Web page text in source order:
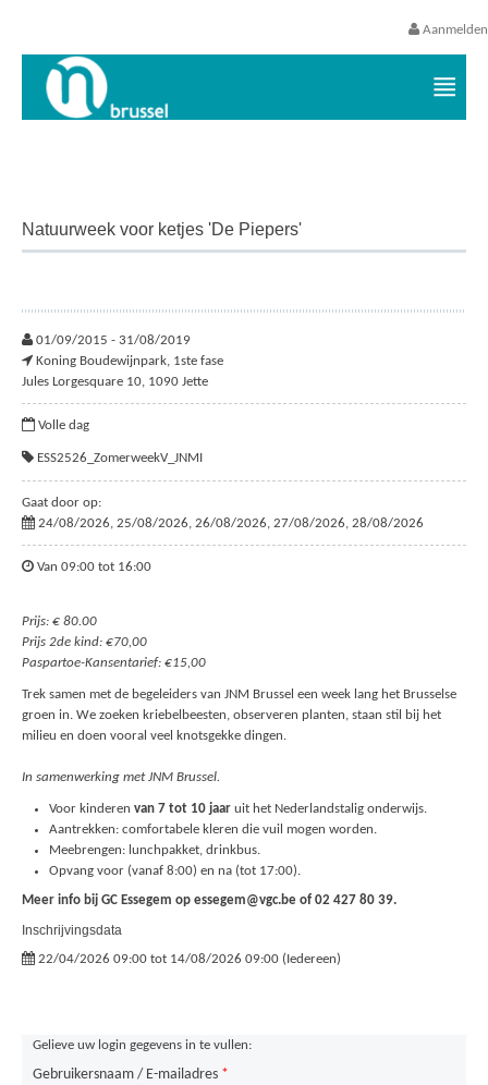
Aanmelden
Natuurweek voor ketjes 'De Piepers'
01/09/2015 - 31/08/2019
Koning Boudewijnpark, 1ste fase
Jules Lorgesquare 10, 1090 Jette
Volle dag
ESS2526_ZomerweekV_JNMI
Gaat door op:
24/08/2026, 25/08/2026, 26/08/2026, 27/08/2026, 28/08/2026
Van 09:00 tot 16:00
Prijs: € 80.00
Prijs 2de kind: €70,00
Paspartoe-Kansentarief: €15,00
Trek samen met de begeleiders van JNM Brussel een week lang het Brusselse
groen in. We zoeken kriebelbeesten, observeren planten, staan stil bij het
milieu en doen vooral veel knotsgekke dingen.
In samenwerking met JNM Brussel.
Voor kinderen van 7 tot 10 jaar uit het Nederlandstalig onderwijs.
Aantrekken: comfortabele kleren die vuil mogen worden.
Meebrengen: lunchpakket, drinkbus.
Opvang voor (vanaf 8:00) en na (tot 17:00).
Meer info bij GC Essegem op essegem@vgc.be of 02 427 80 39.
Inschrijvingsdata
22/04/2026 09:00 tot 14/08/2026 09:00 (Iedereen)
Gelieve uw login gegevens in te vullen:
Gebruikersnaam / E-mailadres *